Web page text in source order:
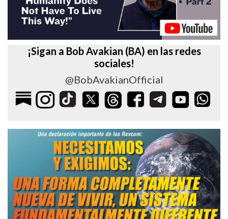
¡Sigan a Bob Avakian (BA) en las redes
sociales!
@BobAvakianOfficial